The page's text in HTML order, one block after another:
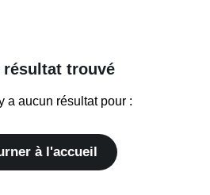
résultat trouvé
a aucun résultat pour :
à l'accueil